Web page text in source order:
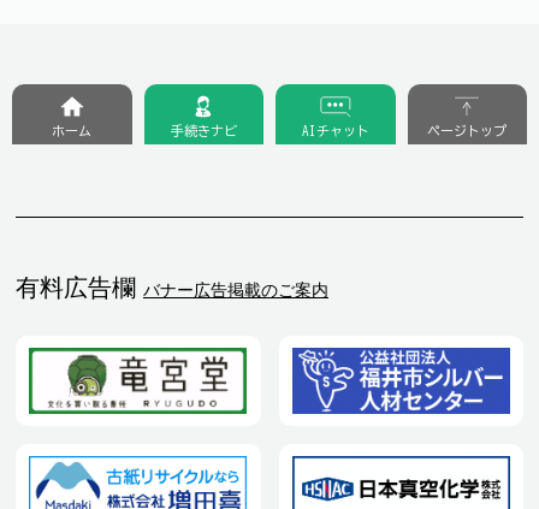
有料広告欄 バナー広告掲載のご案内
ホーム 手続きナビ AIチャット ページトップ